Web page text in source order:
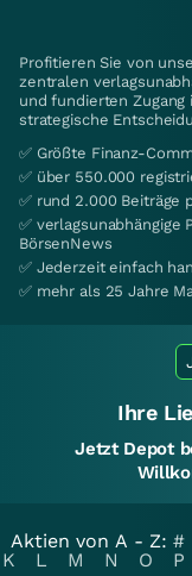
Profitieren Sie von
zentralen
und fundierten
strategische
✅ Größte Finanz-
✅ über 550.000
✅ rund 2.000 Beiträge
✅ verlagsunabhängige
BörsenNews
✅ Jederzeit einfach
✅ mehr als 25 Jahre
Ihre
Jetzt Depot
Aktien von A - Z: #
K
L M N O P